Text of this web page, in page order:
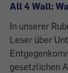
All 4 Wall:
In unserer
Leser über
gesetzlichen